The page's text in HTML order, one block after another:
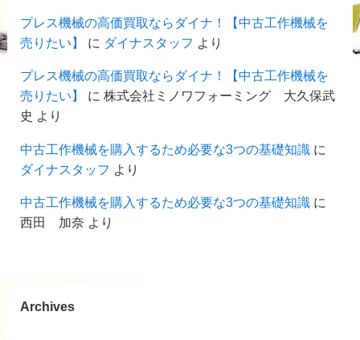
プレス機械の高価買取ならダイナ！【中古工作機械を
売りたい】
に ダイナスタッフ より
プレス機械の高価買取ならダイナ！【中古工作機械を
売りたい】
に 株式会社ミノワフォーミング 大久保武
史 より
中古工作機械を購入するため必要な3つの基礎知識に
ダイナスタッフ より
中古工作機械を購入するため必要な3つの基礎知識に
西田 加奈 より
Archives